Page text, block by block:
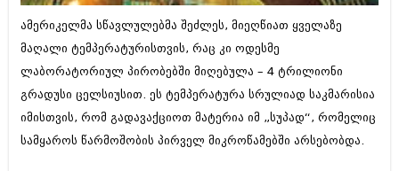
ავტორჩევები
ბელადები
ბიზნესსიახლეები
გვარები
გვარები
თემიდას სასწორი
იუმორი
ამერიკელმა სწავლულებმა შეძლეს, მიეღწიათ ყველაზე
მაღალი ტემპერატურისთვის, რაც კი ოდესმე
ლაბორატორიულ პირობებში მიღებულა – 4 ტრილიონი
გრადუსი ცელსიუსით. ეს ტემპერატურა სრულიად საკმარისია
იმისთვის, რომ გადავაქციოთ მატერია იმ „სუპად“, რომელიც
სამყაროს წარმოშობის პირველ მიკროწამებში არსებობდა.